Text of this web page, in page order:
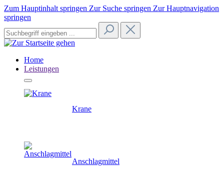
Zum Hauptinhalt springen Zur Suche springen Zur Hauptnavigation
springen
Home
Leistungen
Krane
Anschlagmittel